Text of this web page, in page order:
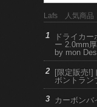
Lafs 人気商品
ドライカ
ー 2.0mm
by mon
[限定販売!]
ボントラン
カーボンバ